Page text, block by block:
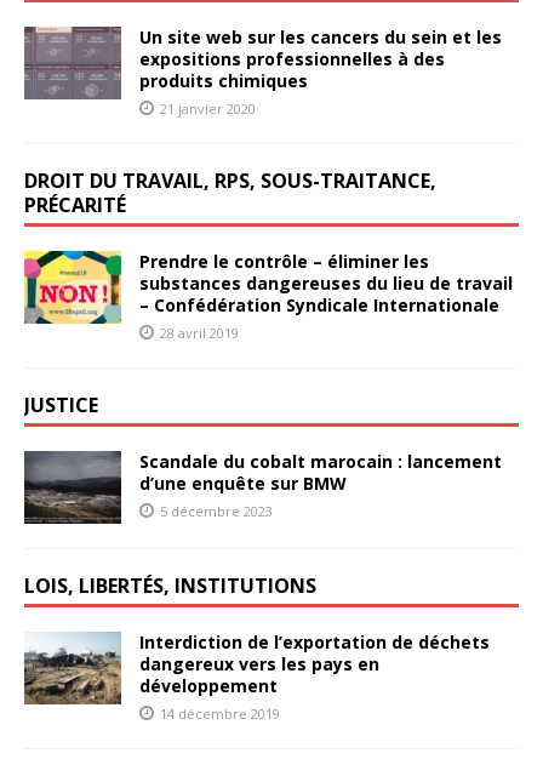
Un site web sur les cancers du sein et les
expositions professionnelles à des
produits chimiques
21 janvier 2020
DROIT DU TRAVAIL, RPS, SOUS-TRAITANCE,
PRÉCARITÉ
Prendre le contrôle – éliminer les
substances dangereuses du lieu de travail
– Confédération Syndicale Internationale
28 avril 2019
JUSTICE
Scandale du cobalt marocain : lancement
d’une enquête sur BMW
5 décembre 2023
LOIS, LIBERTÉS, INSTITUTIONS
Interdiction de l’exportation de déchets
dangereux vers les pays en
développement
14 décembre 2019